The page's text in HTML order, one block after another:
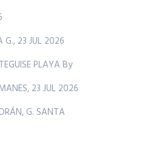
G., 23 JUL 2026
PLAYA By
23 JUL 2026
G. SANTA